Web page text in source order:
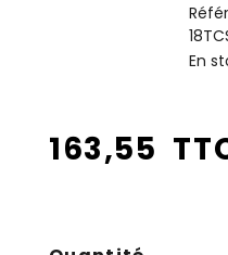
En
163,55